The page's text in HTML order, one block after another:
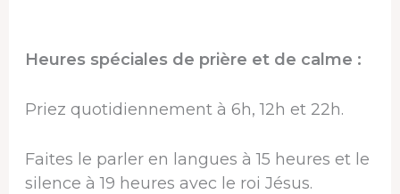
Heures spéciales de prière et de calme :
Priez quotidiennement à 6h, 12h et 22h.
Faites le parler en langues à 15 heures et le
silence à 19 heures avec le roi Jésus.